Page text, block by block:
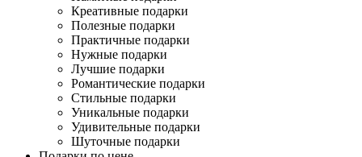
Креативные подарки
Полезные подарки
Практичные подарки
Нужные подарки
Лучшие подарки
Романтические подарки
Стильные подарки
Уникальные подарки
Удивительные подарки
Шуточные подарки